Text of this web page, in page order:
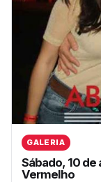
GALERIA
Sábado, 10
Vermelho